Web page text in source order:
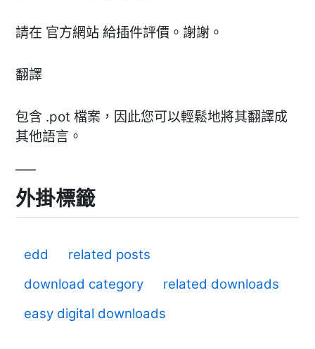
請在 官方網站 給插件評價。謝謝。
翻譯
包含 .pot 檔案，因此您可以輕鬆地將其翻譯成
其他語言。
外掛標籤
edd
related posts
download category
related downloads
easy digital downloads